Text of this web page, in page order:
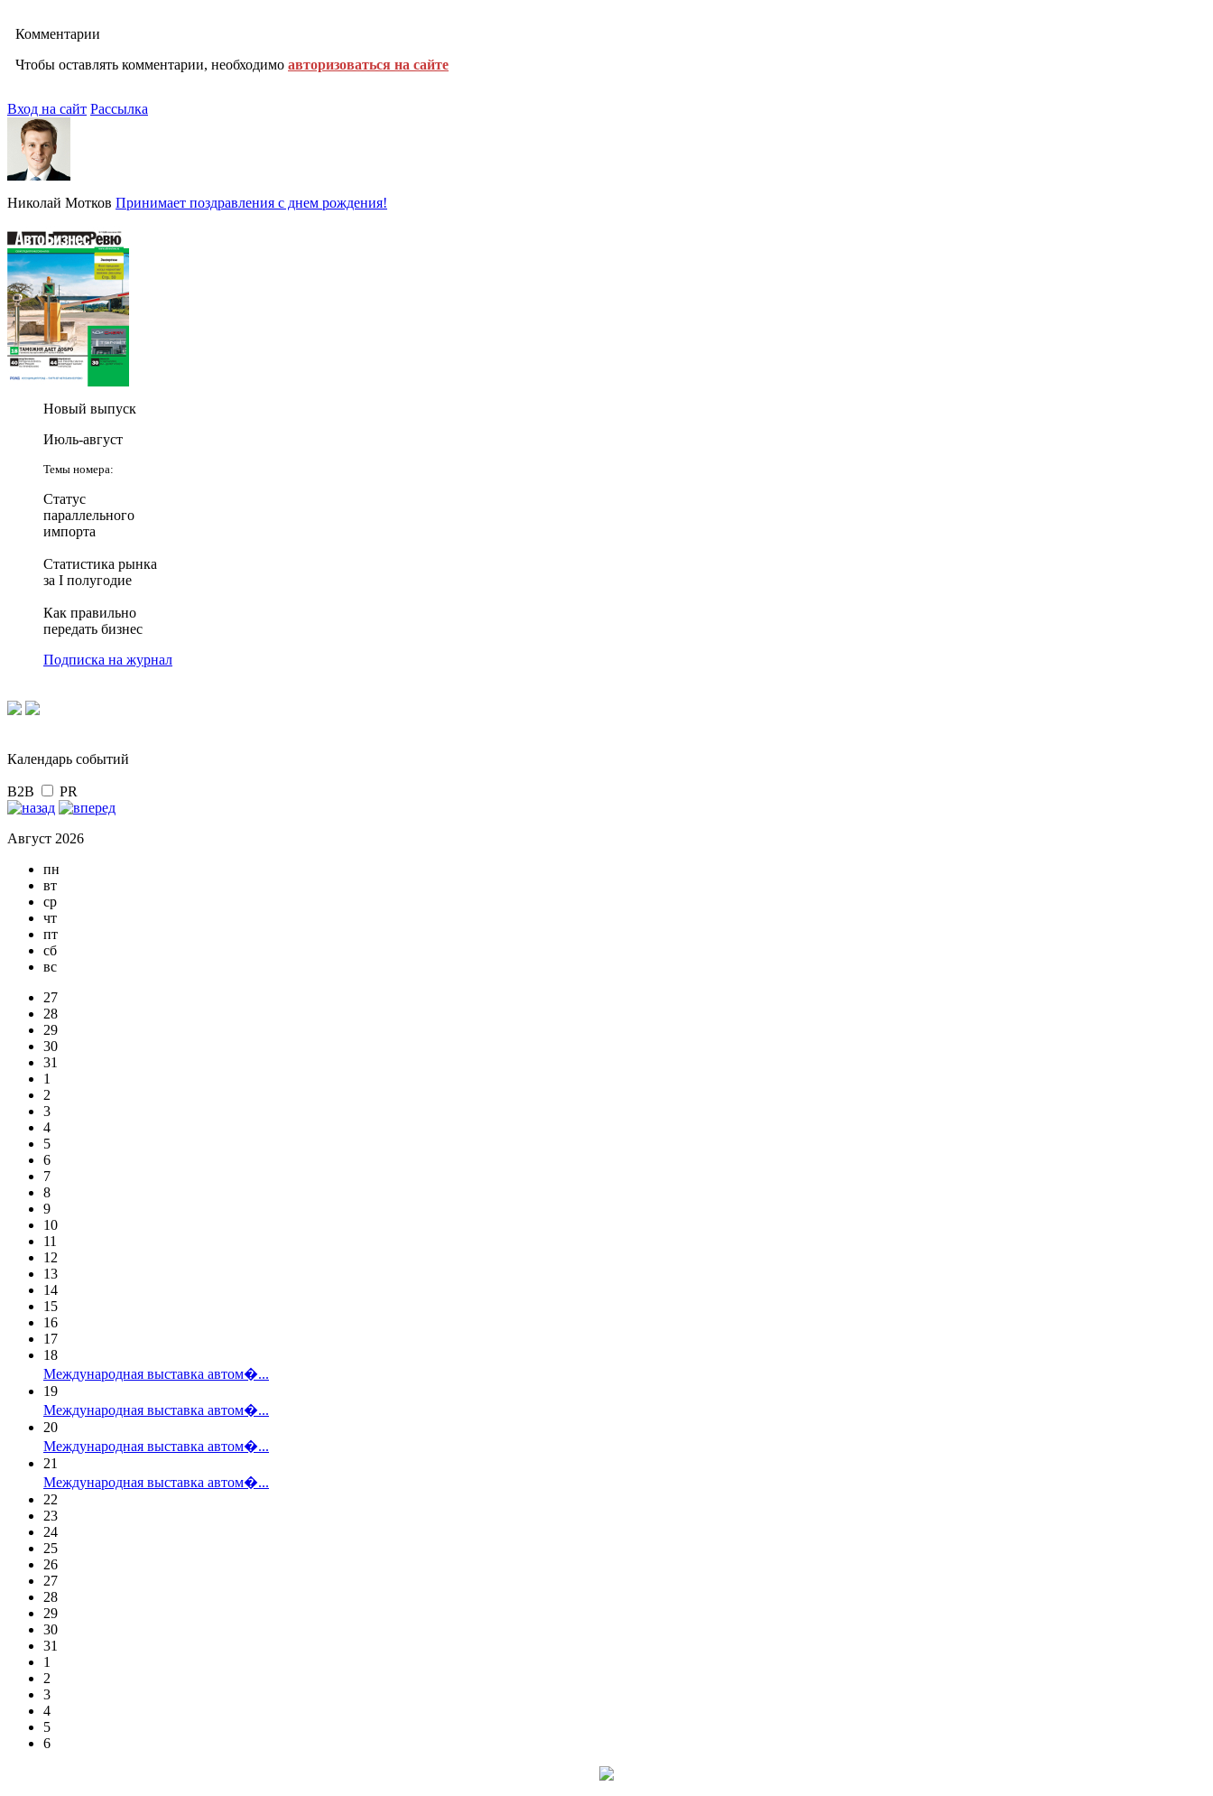
Комментарии
Чтобы оставлять комментарии, необходимо авторизоваться на сайте
Вход на сайт Рассылка
Николай Мотков Принимает поздравления с днем рождения!
Новый выпуск
Июль-август
Темы номера:
Статус
параллельного
импорта
Статистика рынка
за I полугодие
Как правильно
передать бизнес
Подписка на журнал
Календарь событий
B2B PR
Август 2026
пн
вт
ср
чт
пт
сб
вс
27
28
29
30
31
1
2
3
4
5
6
7
8
9
10
11
12
13
14
15
16
17
18
Международная выставка автом�...
19
Международная выставка автом�...
20
Международная выставка автом�...
21
Международная выставка автом�...
22
23
24
25
26
27
28
29
30
31
1
2
3
4
5
6